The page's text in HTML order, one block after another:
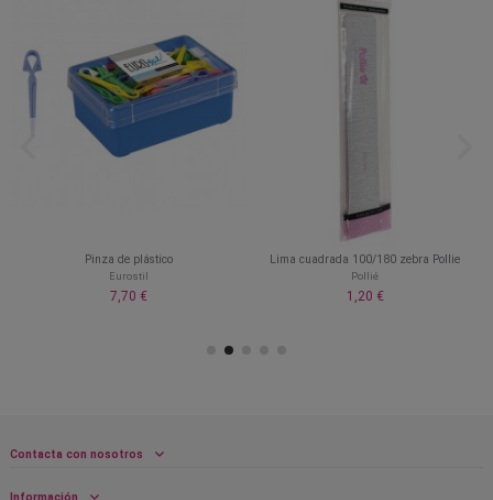
Pinza de plástico
Eurostil
7,70 €
Lima cuadrada 100/180 zebra Pollie
Pollié
1,20 €
Contacta con nosotros
Información